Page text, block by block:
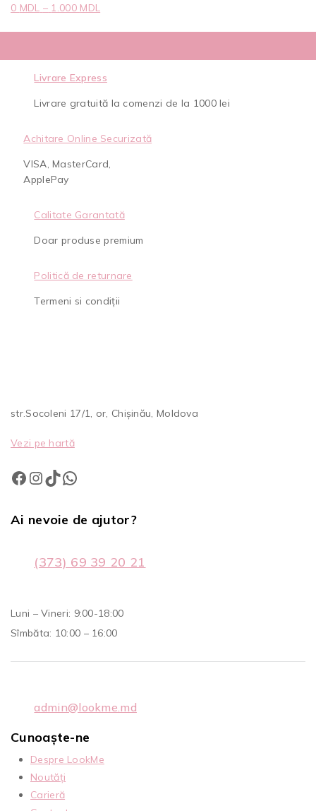
0 MDL – 1.000 MDL
Livrare Express
Livrare gratuită la comenzi de la 1000 lei
Achitare Online Securizată
VISA, MasterCard,
ApplePay
Calitate Garantată
Doar produse premium
Politică de returnare
Termeni si condiții
str.Socoleni 17/1, or, Chișinău, Moldova
Vezi pe hartă
Ai nevoie de ajutor?
(373) 69 39 20 21
Luni – Vineri: 9:00-18:00
Sîmbăta: 10:00 – 16:00
admin@lookme.md
Cunoaște-ne
Despre LookMe
Noutăți
Carieră